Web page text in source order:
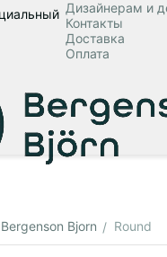
Дизайнерам и
Контакты
Доставка
Оплата
Bjorn / Round